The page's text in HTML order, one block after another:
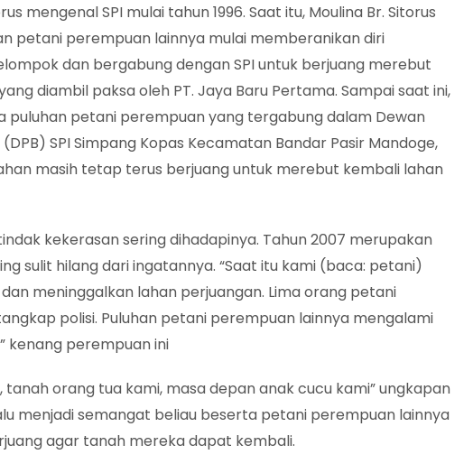
mengenal SPI mulai tahun 1996. Saat itu, Moulina Br. Sitorus
petani perempuan lainnya mulai memberanikan diri
dan bergabung dengan SPI untuk berjuang merebut
diambil paksa oleh PT. Jaya Baru Pertama. Sampai saat ini,
puluhan petani perempuan yang tergabung dalam Dewan
(DPB) SPI Simpang Kopas Kecamatan Bandar Pasir Mandoge,
masih tetap terus berjuang untuk merebut kembali lahan
kekerasan sering dihadapinya. Tahun 2007 merupakan
sulit hilang dari ingatannya. “Saat itu kami (baca: petani)
meninggalkan lahan perjuangan. Lima orang petani
polisi. Puluhan petani perempuan lainnya mengalami
kenang perempuan ini
tanah orang tua kami, masa depan anak cucu kami” ungkapan
menjadi semangat beliau beserta petani perempuan lainnya
agar tanah mereka dapat kembali.